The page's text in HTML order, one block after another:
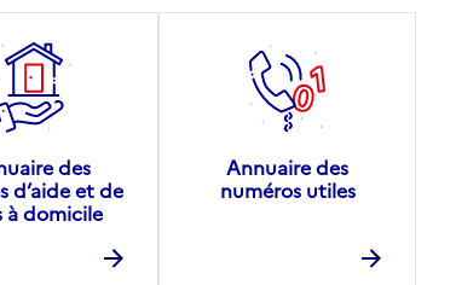
des
d’aide et de
à domicile
Annuaire des
numéros utiles